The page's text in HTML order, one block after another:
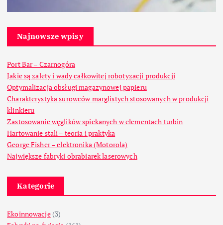
Najnowsze wpisy
Port Bar – Czarnogóra
Jakie są zalety i wady całkowitej robotyzacji produkcji
Optymalizacja obsługi magazynowej papieru
Charakterystyka surowców marglistych stosowanych w produkcji
klinkieru
Zastosowanie węglików spiekanych w elementach turbin
Hartowanie stali – teoria i praktyka
George Fisher – elektronika (Motorola)
Największe fabryki obrabiarek laserowych
Kategorie
Ekoinnowacje(3)